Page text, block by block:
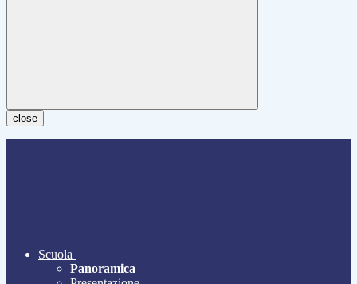
close
Scuola
Panoramica